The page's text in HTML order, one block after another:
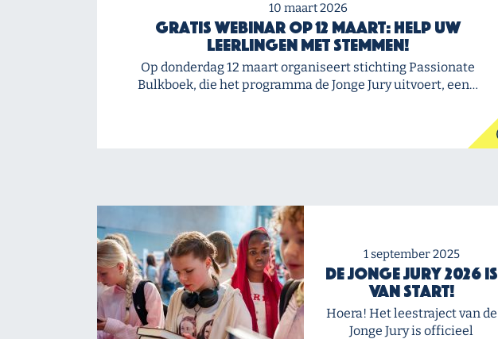
10 maart 2026
Gratis webinar op 12 maart: Help uw
leerlingen met stemmen!
Op donderdag 12 maart organiseert stichting Passionate
Bulkboek, die het programma de Jonge Jury uitvoert, een…
1 september 2025
De Jonge Jury 2026 is
van start!
Hoera! Het leestraject van de
Jonge Jury is officieel